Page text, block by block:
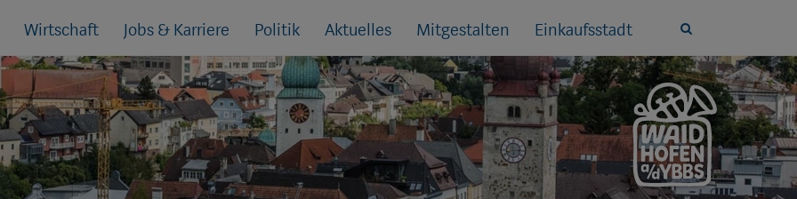
Wirtschaft Jobs & Karriere Politik Aktuelles Mitgestalten Einkaufsstadt
Site
toggle